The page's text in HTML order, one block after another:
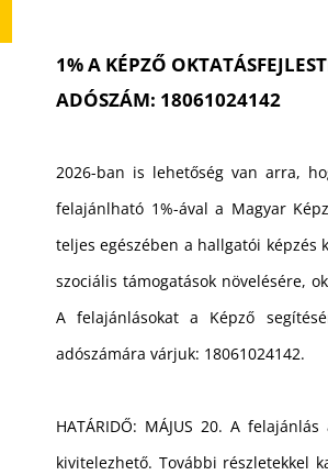
1% A KÉPZŐ
ADÓSZÁM: 18061024142
2026-ban is lehetőség van arra,
felajánlható 1%-ával a Magyar
teljes egészében a hallgatói
szociális támogatások növelésére,
A felajánlásokat a Képző
adószámára várjuk: 18061024142.
HATÁRIDŐ: MÁJUS 20. A felajánlás
kivitelezhető. További részletekkel